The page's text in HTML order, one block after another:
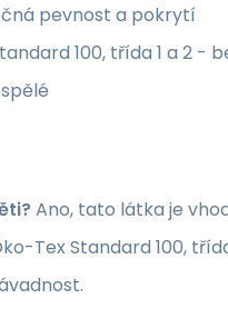
pevnost a pokrytí
100, třída 1 a 2 -
Ano, tato látka je
Tex Standard 100,